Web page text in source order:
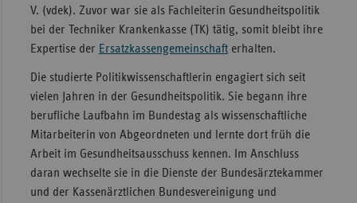
V. (vdek). Zuvor war sie als Fachleiterin Gesundheitspolitik
bei der Techniker Krankenkasse (TK) tätig, somit bleibt ihre
Expertise der Ersatzkassengemeinschafterhalten.
Die studierte Politikwissenschaftlerin engagiert sich seit
vielen Jahren in der Gesundheitspolitik. Sie begann ihre
berufliche Laufbahn im Bundestag als wissenschaftliche
Mitarbeiterin von Abgeordneten und lernte dort früh die
Arbeit im Gesundheitsausschuss kennen. Im Anschluss
daran wechselte sie in die Dienste der Bundesärztekammer
und der Kassenärztlichen Bundesvereinigung und